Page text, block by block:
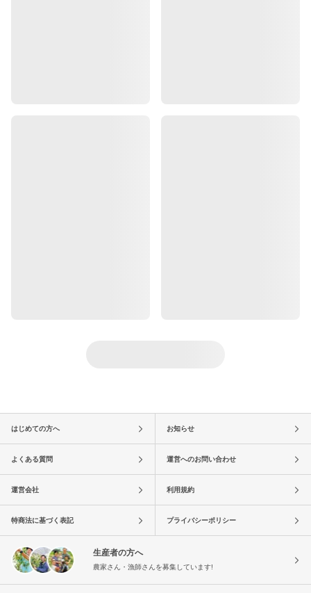
はじめての方へ お知らせ
よくある質問 運営へのお問い合わせ
運営会社 利用規約
特商法に基づく表記 プライバシーポリシー
生産者の方へ
農家さん・漁師さんを募集しています!